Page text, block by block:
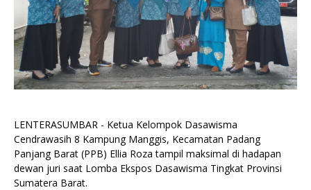
LENTERASUMBAR - Ketua Kelompok Dasawisma
Cendrawasih 8 Kampung Manggis, Kecamatan Padang
Panjang Barat (PPB) Ellia Roza tampil maksimal di hadapan
dewan juri saat Lomba Ekspos Dasawisma Tingkat Provinsi
Sumatera Barat.